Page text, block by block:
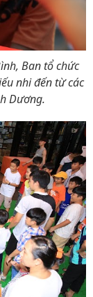
Ban tổ chức
nhi đến từ các
Dương.